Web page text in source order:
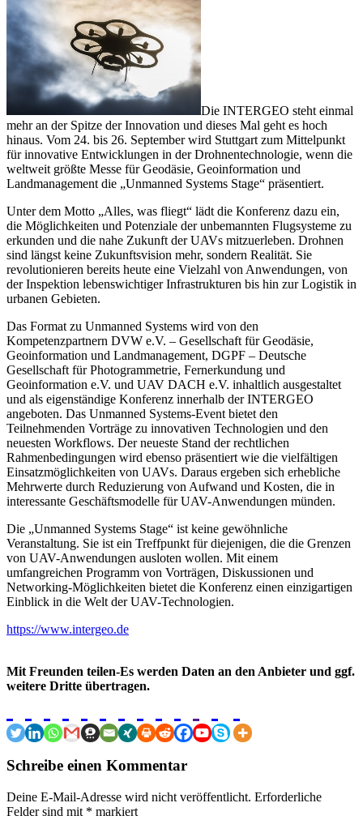
Die INTERGEO steht einmal
mehr an der Spitze der Innovation und dieses Mal geht es hoch
hinaus. Vom 24. bis 26. September wird Stuttgart zum Mittelpunkt
für innovative Entwicklungen in der Drohnentechnologie, wenn die
weltweit größte Messe für Geodäsie, Geoinformation und
Landmanagement die „Unmanned Systems Stage“ präsentiert.
Unter dem Motto „Alles, was fliegt“ lädt die Konferenz dazu ein,
die Möglichkeiten und Potenziale der unbemannten Flugsysteme zu
erkunden und die nahe Zukunft der UAVs mitzuerleben. Drohnen
sind längst keine Zukunftsvision mehr, sondern Realität. Sie
revolutionieren bereits heute eine Vielzahl von Anwendungen, von
der Inspektion lebenswichtiger Infrastrukturen bis hin zur Logistik in
urbanen Gebieten.
Das Format zu Unmanned Systems wird von den
Kompetenzpartnern DVW e.V. – Gesellschaft für Geodäsie,
Geoinformation und Landmanagement, DGPF – Deutsche
Gesellschaft für Photogrammetrie, Fernerkundung und
Geoinformation e.V. und UAV DACH e.V. inhaltlich ausgestaltet
und als eigenständige Konferenz innerhalb der INTERGEO
angeboten. Das Unmanned Systems-Event bietet den
Teilnehmenden Vorträge zu innovativen Technologien und den
neuesten Workflows. Der neueste Stand der rechtlichen
Rahmenbedingungen wird ebenso präsentiert wie die vielfältigen
Einsatzmöglichkeiten von UAVs. Daraus ergeben sich erhebliche
Mehrwerte durch Reduzierung von Aufwand und Kosten, die in
interessante Geschäftsmodelle für UAV-Anwendungen münden.
Die „Unmanned Systems Stage“ ist keine gewöhnliche
Veranstaltung. Sie ist ein Treffpunkt für diejenigen, die die Grenzen
von UAV-Anwendungen ausloten wollen. Mit einem
umfangreichen Programm von Vorträgen, Diskussionen und
Networking-Möglichkeiten bietet die Konferenz einen einzigartigen
Einblick in die Welt der UAV-Technologien.
https://www.intergeo.de
Mit Freunden teilen-Es werden Daten an den Anbieter und ggf.
weitere Dritte übertragen.
Schreibe einen Kommentar
Deine E-Mail-Adresse wird nicht veröffentlicht. Erforderliche
Felder sind mit * markiert